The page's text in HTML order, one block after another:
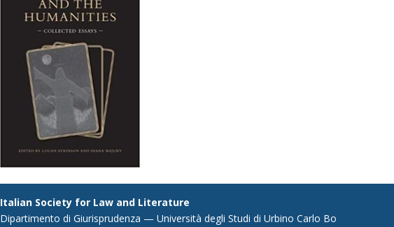
Italian Society for Law and Literature
Dipartimento di Giurisprudenza — Università degli Studi di Urbino Carlo Bo